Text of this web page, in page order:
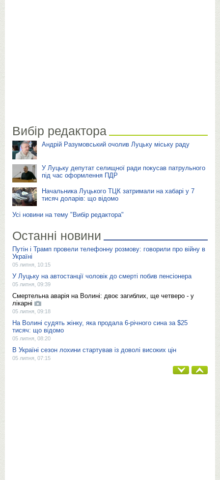
Вибір редактора
Андрій Разумовський очолив Луцьку міську раду
У Луцьку депутат селищної ради покусав патрульного
під час оформлення ПДР
Начальника Луцького ТЦК затримали на хабарі у 7
тисяч доларів: що відомо
Усі новини на тему "Вибір редактора"
Останні новини
Путін і Трамп провели телефонну розмову: говорили про війну в
Україні
05 липня, 10:15
У Луцьку на автостанції чоловік до смерті побив пенсіонера
05 липня, 09:39
Смертельна аварія на Волині: двоє загиблих, ще четверо - у
лікарні
05 липня, 09:18
На Волині судять жінку, яка продала 6-річного сина за $25
тисяч: що відомо
05 липня, 08:20
В Україні сезон лохини стартував із доволі високих цін
05 липня, 07:15